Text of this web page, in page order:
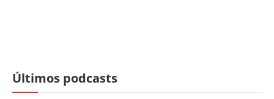
Últimos podcasts